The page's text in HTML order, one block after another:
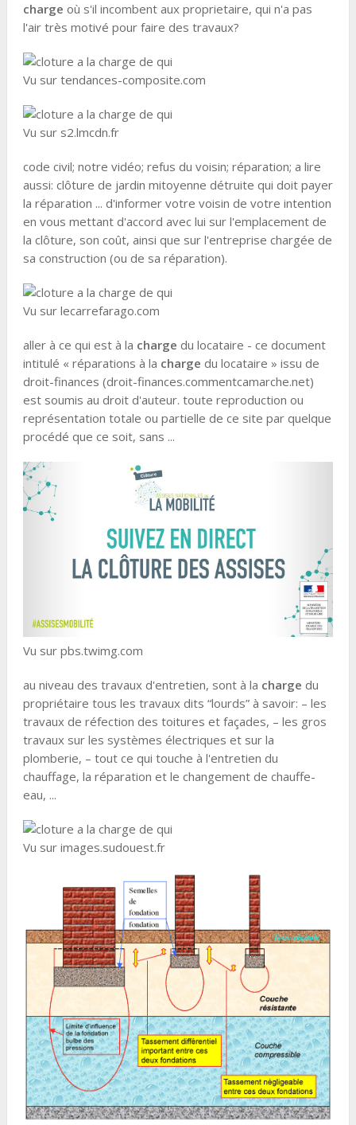
charge où s'il incombent aux proprietaire, qui n'a pas
l'air très motivé pour faire des travaux?
Vu sur tendances-composite.com
Vu sur s2.lmcdn.fr
code civil; notre vidéo; refus du voisin; réparation; a lire
aussi: clôture de jardin mitoyenne détruite qui doit payer
la réparation ... d'informer votre voisin de votre intention
en vous mettant d'accord avec lui sur l'emplacement de
la clôture, son coût, ainsi que sur l'entreprise chargée de
sa construction (ou de sa réparation).
Vu sur lecarrefarago.com
aller à ce qui est à la charge du locataire - ce document
intitulé « réparations à la charge du locataire » issu de
droit-finances (droit-finances.commentcamarche.net)
est soumis au droit d'auteur. toute reproduction ou
représentation totale ou partielle de ce site par quelque
procédé que ce soit, sans ...
Vu sur pbs.twimg.com
au niveau des travaux d'entretien, sont à la charge du
propriétaire tous les travaux dits “lourds” à savoir: – les
travaux de réfection des toitures et façades, – les gros
travaux sur les systèmes électriques et sur la
plomberie, – tout ce qui touche à l'entretien du
chauffage, la réparation et le changement de chauffe-
eau, ...
Vu sur images.sudouest.fr